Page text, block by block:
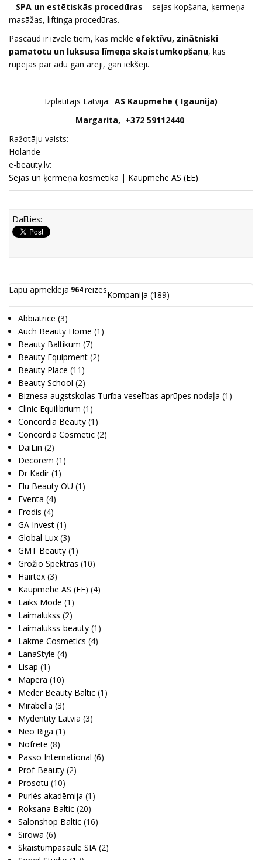
– SPA un estētiskās procedūras – sejas kopšana, ķermeņa
masāžas, liftinga procedūras.
Pascaud ir izvēle tiem, kas meklē efektīvu, zinātniski
pamatotu un luksusa līmeņa skaistumkopšanu, kas
rūpējas par ādu gan ārēji, gan iekšēji.
Izplatītājs Latvijā: AS Kaupmehe ( Igaunija)
Margarita, +372 59112440
Ražotāju valsts:
Holande
e-beauty.lv:
Sejas un ķermeņa kosmētika | Kaupmehe AS (EE)
Dalīties:
Lapu apmeklēja 964reizesKompanija (189)
Abbiatrice (3)
Auch Beauty Home (1)
Beauty Baltikum (7)
Beauty Equipment (2)
Beauty Place (11)
Beauty School (2)
Biznesa augstskolas Turība veselības aprūpes nodaļa (1)
Clinic Equilibrium (1)
Concordia Beauty (1)
Concordia Cosmetic (2)
DaiLin (2)
Decorem (1)
Dr Kadir (1)
Elu Beauty OÜ (1)
Eventa (4)
Frodis (4)
GA Invest (1)
Global Lux (3)
GMT Beauty (1)
Grožio Spektras (10)
Hairtex (3)
Kaupmehe AS (EE) (4)
Laiks Mode (1)
Laimalukss (2)
Laimalukss-beauty (1)
Lakme Cosmetics (4)
LanaStyle (4)
Lisap (1)
Mapera (10)
Meder Beauty Baltic (1)
Mirabella (3)
Mydentity Latvia (3)
Neo Riga (1)
Nofrete (8)
Passo International (6)
Prof-Beauty (2)
Prosotu (10)
Purlés akadēmija (1)
Roksana Baltic (20)
Salonshop Baltic (16)
Sirowa (6)
Skaistumpasaule SIA (2)